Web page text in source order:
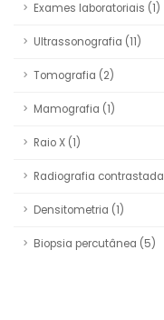
Exames laboratoriais (1)
Ultrassonografia (11)
Tomografia (2)
Mamografia (1)
Raio X (1)
Radiografia contrastada
Densitometria (1)
Biopsia percutânea (5)